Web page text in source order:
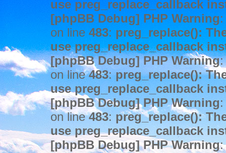
use preg_replace_callback
[phpBB Debug] PHP Warning
on line 483: preg_replace():
use preg_replace_callback
[phpBB Debug] PHP Warning:
on line483:preg_replace():
use preg_replace_callback
[phpBB Debug] PHP Warning
on line483: preg_replace():
use preg_replace_callback
[phpBB Debug] PHP Warning: